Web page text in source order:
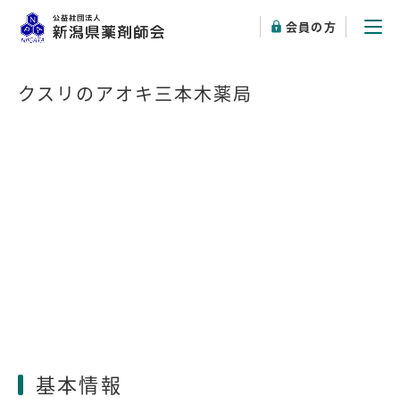
会員の方
クスリのアオキ三本木薬局
基本情報